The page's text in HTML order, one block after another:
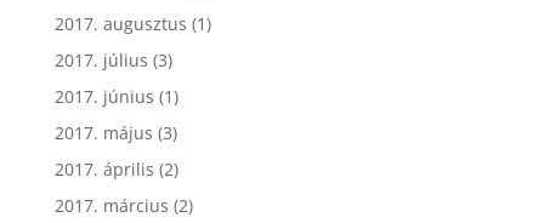
2017. augusztus (1)
2017. július (3)
2017. június (1)
2017. május (3)
2017. április (2)
2017. március (2)